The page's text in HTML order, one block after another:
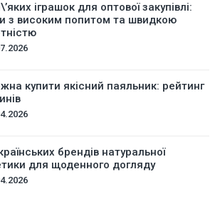
іграшок для оптової закупівлі:
з високим попитом та швидкою
купити якісний паяльник: рейтинг
брендів натуральної
для щоденного догляду